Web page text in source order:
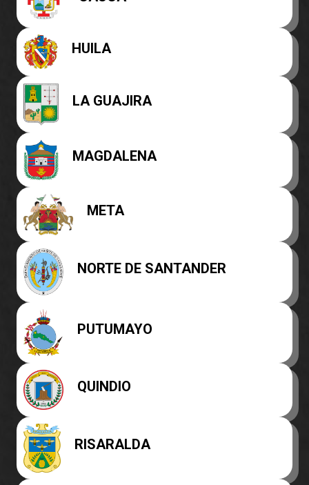
HUILA
LA GUAJIRA
MAGDALENA
META
NORTE DE SANTANDER
PUTUMAYO
QUINDIO
RISARALDA